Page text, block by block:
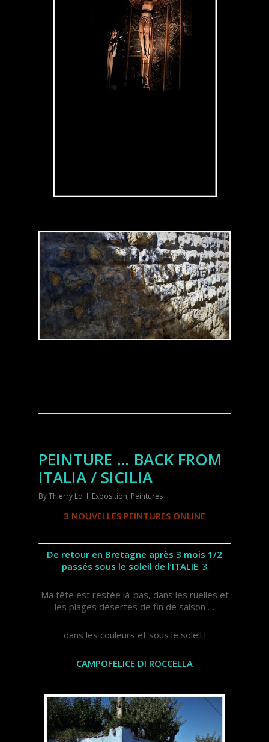
PEINTURE … BACK FROM
ITALIA / SICILIA
ByThierry Lo Exposition, Peintures
3 NOUVELLES PEINTURES ONLINE
De retour en Bretagne après 3 mois 1/2
passés sous le soleil de l’ITALIE. 3
Ma tête est restée là-bas, dans les ruelles et
les plages désertes de fin de saison …
dans les couleurs et sous le soleil !
CAMPOFELICE DI ROCCELLA